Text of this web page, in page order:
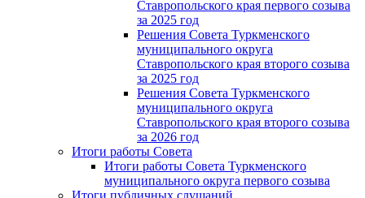
Ставропольского края первого созыва
за 2025 год
Решения Совета Туркменского
муниципального округа
Ставропольского края второго созыва
за 2025 год
Решения Совета Туркменского
муниципального округа
Ставропольского края второго созыва
за 2026 год
Итоги работы Совета
Итоги работы Совета Туркменского
муниципального округа первого созыва
Итоги публичных слушаний